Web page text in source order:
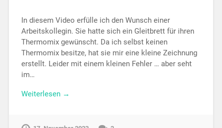
In diesem Video erfülle ich den Wunsch einer
Arbeitskollegin. Sie hatte sich ein Gleitbrett für ihren
Thermomix gewünscht. Da ich selbst keinen
Thermomix besitze, hat sie mir eine kleine Zeichnung
erstellt. Leider mit einem kleinen Fehler … aber seht
im…
Weiterlesen →